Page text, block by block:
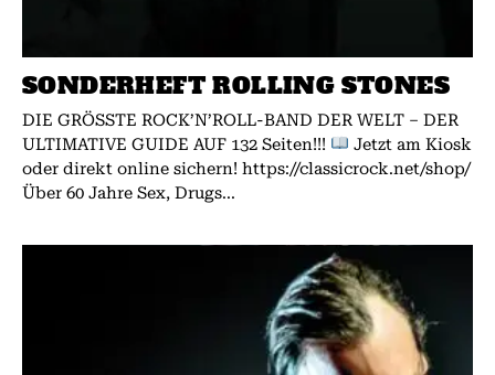
SONDERHEFT ROLLING STONES
DIE GRÖSSTE ROCK’N’ROLL-BAND DER WELT – DER
ULTIMATIVE GUIDE AUF 132 Seiten!!!
Jetzt am Kiosk
oder direkt online sichern! https://classicrock.net/shop/
Über 60 Jahre Sex, Drugs...